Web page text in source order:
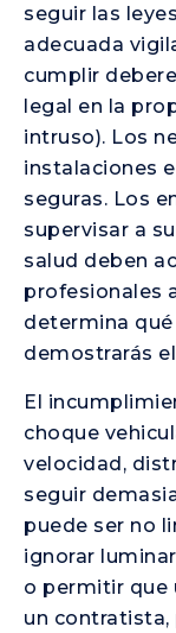
seguir las
adecuada
cumplir
legal en la
intruso). Los
instalaciones
seguras. Los
supervisar a
salud deben
profesionales
determina
demostrarás
El
choque
velocidad,
seguir
puede ser no
ignorar
o permitir que
un contratista,